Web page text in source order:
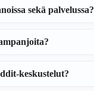
sekä palvelussa?
keskustelut?